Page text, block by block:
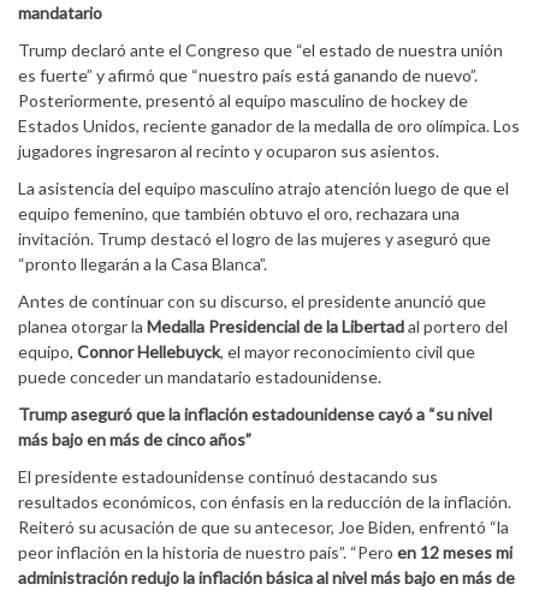
mandatario
Trump declaró ante el Congreso que “el estado de nuestra unión
es fuerte” y afirmó que “nuestro país está ganando de nuevo”.
Posteriormente, presentó al equipo masculino de hockey de
Estados Unidos, reciente ganador de la medalla de oro olímpica. Los
jugadores ingresaron al recinto y ocuparon sus asientos.
La asistencia del equipo masculino atrajo atención luego de que el
equipo femenino, que también obtuvo el oro, rechazara una
invitación. Trump destacó el logro de las mujeres y aseguró que
“pronto llegarán a la Casa Blanca”.
Antes de continuar con su discurso, el presidente anunció que
planea otorgar la Medalla Presidencial de la Libertadal portero del
equipo, Connor Hellebuyck, el mayor reconocimiento civil que
puede conceder un mandatario estadounidense.
Trump aseguró que la inflación estadounidense cayó a “su nivel
más bajo en más de cinco años”
El presidente estadounidense continuó destacando sus
resultados económicos, con énfasis en la reducción de la inflación.
Reiteró su acusación de que su antecesor, Joe Biden, enfrentó “la
peor inflación en la historia de nuestro país”. “Pero en 12 meses mi
administración redujo la inflación básica al nivel más bajo en más de